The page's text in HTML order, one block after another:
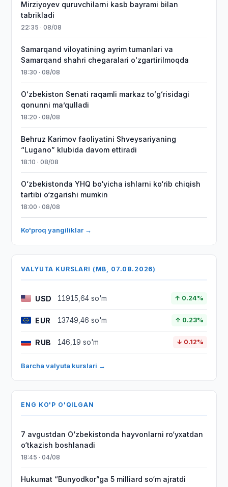
Mirziyoyev quruvchilarni kasb bayrami bilan
tabrikladi
22:35 · 08/08
Samarqand viloyatining ayrim tumanlari va
Samarqand shahri chegaralari oʻzgartirilmoqda
18:30 · 08/08
Oʻzbekiston Senati raqamli markaz toʻgʻrisidagi
qonunni maʼqulladi
18:20 · 08/08
Behruz Karimov faoliyatini Shveysariyaning
“Lugano” klubida davom ettiradi
18:10 · 08/08
O‘zbekistonda YHQ bo‘yicha ishlarni ko‘rib chiqish
tartibi o‘zgarishi mumkin
18:00 · 08/08
Ko'proq yangiliklar →
VALYUTA KURSLARI (MB, 07.08.2026)
USD 11915,64 so'm ↑ 0.24%
EUR 13749,46 so'm ↑ 0.23%
RUB 146,19 so'm ↓ 0.12%
Barcha valyuta kurslari →
ENG KO'P O'QILGAN
7 avgustdan O‘zbekistonda hayvonlarni ro‘yxatdan
o‘tkazish boshlanadi
18:45 · 04/08
Hukumat “Bunyodkor”ga 5 milliard so‘m ajratdi